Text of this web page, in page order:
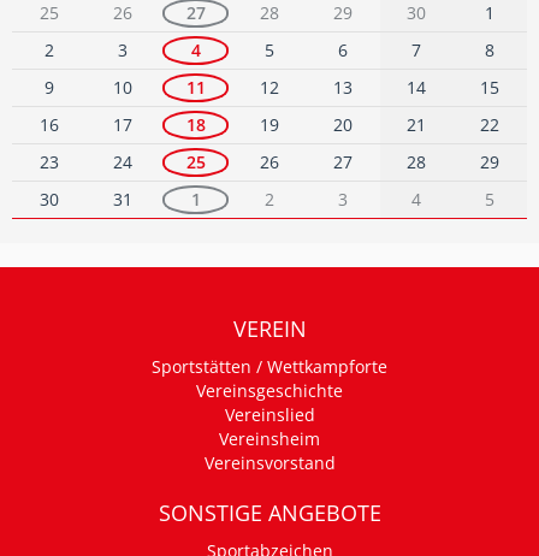
25
26 27 28 29 30
1
2
3 4 5 6 7
8
9
10 11 12 13 14
15
16
17 18 19 20 21
22
23
24 25 26 27 28
29
30
31 1 2 3 4 5
VEREIN
Sportstätten / Wettkampforte
Vereinsgeschichte
Vereinslied
Vereinsheim
Vereinsvorstand
SONSTIGE ANGEBOTE
Sportabzeichen